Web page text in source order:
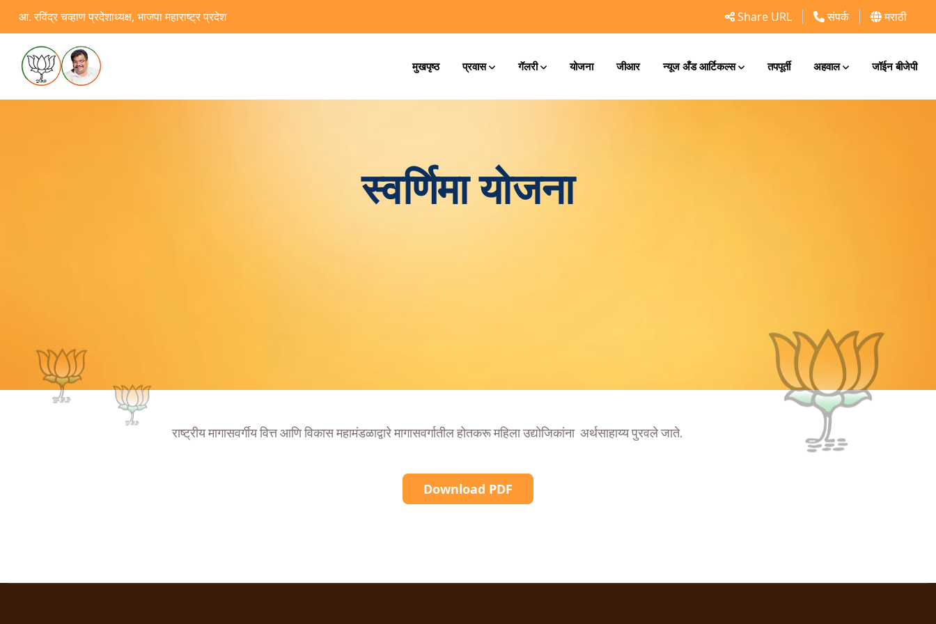
आ. रविंद्र चव्हाण प्रदेशाध्यक्ष, भाजपा महाराष्ट्र प्रदेश Share URL संपर्क मराठी
मुखपृष्ठ प्रवास गॅलरी योजना जीआर न्यूज अँड आर्टिकल्स तपपूर्ती अहवाल जॉईन बीजेपी
स्वर्णिमा योजना
राष्ट्रीय मागासवर्गीय वित्त आणि विकास महामंडळाद्वारे मागासवर्गातील होतकरू महिला उद्योजिकांना अर्थसाहाय्य पुरवले जाते.
Download PDF